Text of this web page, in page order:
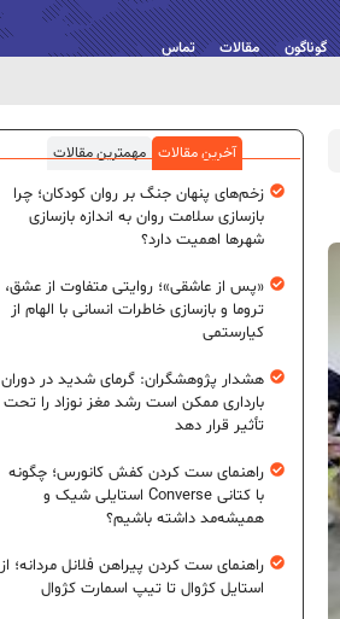
گوناگون مقالات تماس
آخرین مقالات مهمترین مقالات
زخم‌های پنهان جنگ بر روان کودکان؛ چرا
بازسازی سلامت روان به اندازه بازسازی
شهرها اهمیت دارد؟
«پس از عاشقی»؛ روایتی متفاوت از عشق،
تروما و بازسازی خاطرات انسانی با الهام از
کیارستمی
هشدار پژوهشگران: گرمای شدید در دوران
بارداری ممکن است رشد مغز نوزاد را تحت
تأثیر قرار دهد
راهنمای ست کردن کفش کانورس؛ چگونه
با کتانی Converse استایلی شیک و
همیشه‌مد داشته باشیم؟
راهنمای ست کردن پیراهن فلانل مردانه؛ از
استایل کژوال تا تیپ اسمارت کژوال